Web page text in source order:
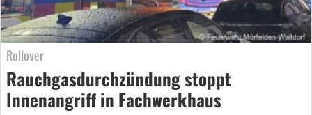
Rollover
Rauchgasdurchzündung stoppt
Innenangriff in Fachwerkhaus